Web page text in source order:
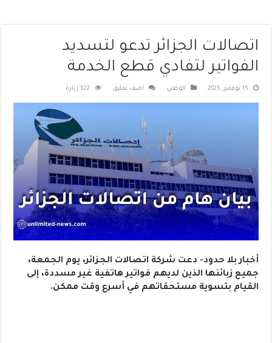
اتصالات الجزائر تدعو لتسديد
الفواتير لتفادي قطع الخدمة
15 نوفمبر، 2025 الوطني اضف تعليق 522 زيارة
أخبار بلا حدود- دعت شركة اتصالات الجزائر، يوم الجمعة،
جميع زبائنها الذين لديهم فواتير هاتفية غير مسددة، إلى
القيام بتسوية مستحقاتهم في أسرع وقت ممكن.